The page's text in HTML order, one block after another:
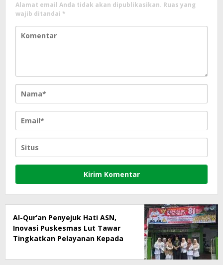
Alamat email Anda tidak akan dipublikasikan. Ruas yang
wajib ditandai *
Al-Qur’an Penyejuk Hati ASN,
Inovasi Puskesmas Lut Tawar
Tingkatkan Pelayanan Kepada